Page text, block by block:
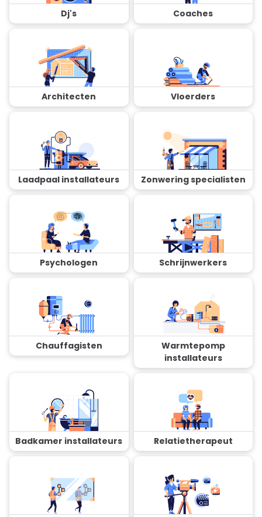
Dj's Coaches
Architecten Vloerders
Laadpaal installateurs Zonwering specialisten
Psychologen Schrijnwerkers
Chauffagisten
Warmtepomp
installateurs
Badkamer installateurs Relatietherapeut